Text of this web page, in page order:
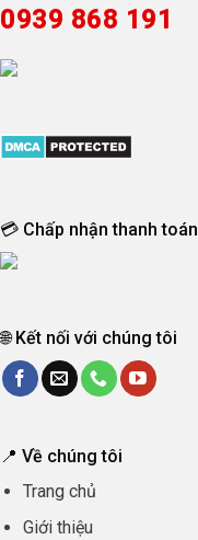
0939 868 191
💳 Chấp nhận thanh toán
🌐 Kết nối với chúng tôi
📍 Về chúng tôi
Trang chủ
Giới thiệu